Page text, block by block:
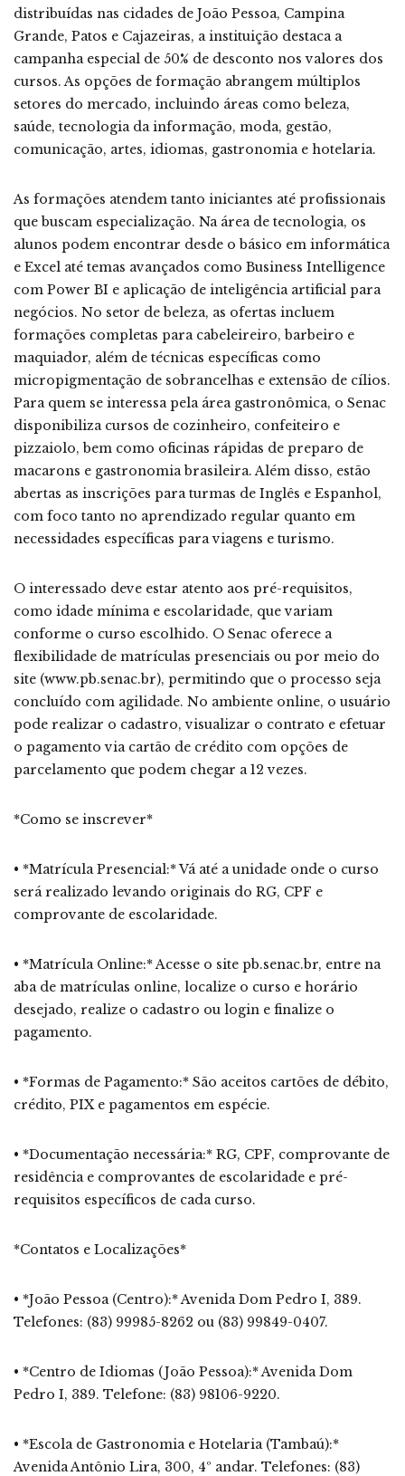
distribuídas nas cidades de João Pessoa, Campina
Grande, Patos e Cajazeiras, a instituição destaca a
campanha especial de 50% de desconto nos valores dos
cursos. As opções de formação abrangem múltiplos
setores do mercado, incluindo áreas como beleza,
saúde, tecnologia da informação, moda, gestão,
comunicação, artes, idiomas, gastronomia e hotelaria.
As formações atendem tanto iniciantes até profissionais
que buscam especialização. Na área de tecnologia, os
alunos podem encontrar desde o básico em informática
e Excel até temas avançados como Business Intelligence
com Power BI e aplicação de inteligência artificial para
negócios. No setor de beleza, as ofertas incluem
formações completas para cabeleireiro, barbeiro e
maquiador, além de técnicas específicas como
micropigmentação de sobrancelhas e extensão de cílios.
Para quem se interessa pela área gastronômica, o Senac
disponibiliza cursos de cozinheiro, confeiteiro e
pizzaiolo, bem como oficinas rápidas de preparo de
macarons e gastronomia brasileira. Além disso, estão
abertas as inscrições para turmas de Inglês e Espanhol,
com foco tanto no aprendizado regular quanto em
necessidades específicas para viagens e turismo.
O interessado deve estar atento aos pré-requisitos,
como idade mínima e escolaridade, que variam
conforme o curso escolhido. O Senac oferece a
flexibilidade de matrículas presenciais ou por meio do
site (www.pb.senac.br), permitindo que o processo seja
concluído com agilidade. No ambiente online, o usuário
pode realizar o cadastro, visualizar o contrato e efetuar
o pagamento via cartão de crédito com opções de
parcelamento que podem chegar a 12 vezes.
*Como se inscrever*
• *Matrícula Presencial:* Vá até a unidade onde o curso
será realizado levando originais do RG, CPF e
comprovante de escolaridade.
• *Matrícula Online:* Acesse o site pb.senac.br, entre na
aba de matrículas online, localize o curso e horário
desejado, realize o cadastro ou login e finalize o
pagamento.
• *Formas de Pagamento:* São aceitos cartões de débito,
crédito, PIX e pagamentos em espécie.
• *Documentação necessária:* RG, CPF, comprovante de
residência e comprovantes de escolaridade e pré-
requisitos específicos de cada curso.
*Contatos e Localizações*
• *João Pessoa (Centro):* Avenida Dom Pedro I, 389.
Telefones: (83) 99985-8262 ou (83) 99849-0407.
• *Centro de Idiomas (João Pessoa):* Avenida Dom
Pedro I, 389. Telefone: (83) 98106-9220.
• *Escola de Gastronomia e Hotelaria (Tambaú):*
Avenida Antônio Lira, 300, 4º andar. Telefones: (83)